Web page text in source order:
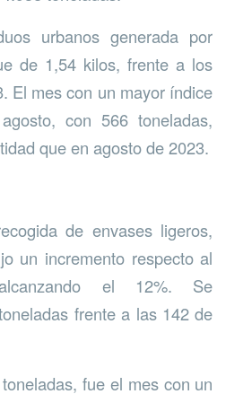
urbanos generada por
de 1,54 kilos, frente a los
El mes con un mayor índice
con 566 toneladas,
que en agosto de 2023.
de envases ligeros,
un incremento respecto al
el 12%. Se
frente a las 142 de
fue el mes con un